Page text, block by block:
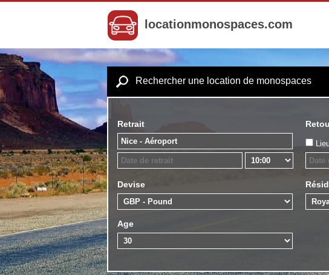
locationmonospaces.com
Rechercher une location de monospaces
Retrait
Devise
Age